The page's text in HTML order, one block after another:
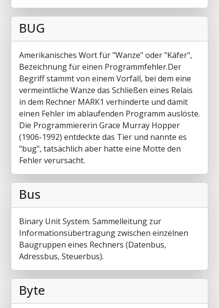
BUG
Amerikanisches Wort für "Wanze" oder "Käfer",
Bezeichnung für einen Programmfehler.Der
Begriff stammt von einem Vorfall, bei dem eine
vermeintliche Wanze das Schließen eines Relais
in dem Rechner MARK1 verhinderte und damit
einen Fehler im ablaufenden Programm auslöste.
Die Programmiererin Grace Murray Hopper
(1906-1992) entdeckte das Tier und nannte es
"bug", tatsächlich aber hatte eine Motte den
Fehler verursacht.
Bus
Binary Unit System. Sammelleitung zur
Informationsübertragung zwischen einzelnen
Baugruppen eines Rechners (Datenbus,
Adressbus, Steuerbus).
Byte